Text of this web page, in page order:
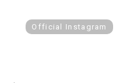
Official Instagram